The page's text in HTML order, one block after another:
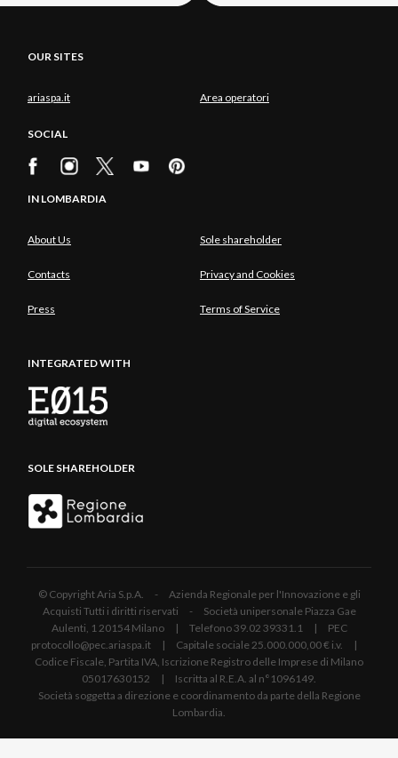
OUR SITES
ariaspa.it Area operatori
SOCIAL
IN LOMBARDIA
About Us Sole shareholder
Contacts Privacy and Cookies
Press Terms of Service
INTEGRATED WITH
SOLE SHAREHOLDER
© Copyright Aria S.p.A. - Azienda Regionale per l'Innovazione e gli
Acquisti Tutti i diritti riservati - Società unipersonale Piazza Gae
Aulenti, 1 20154 Milano | Telefono 39.02 39331.1 | PEC
protocollo@pec.ariaspa.it | Capitale sociale 25.000.000,00 € i.v. |
Codice Fiscale, Partita IVA, Iscrizione Registro delle Imprese di Milano
05017630152 | Iscritta al R.E.A. al n°1096149.
Società soggetta a direzione e coordinamento da parte della Regione
Lombardia.